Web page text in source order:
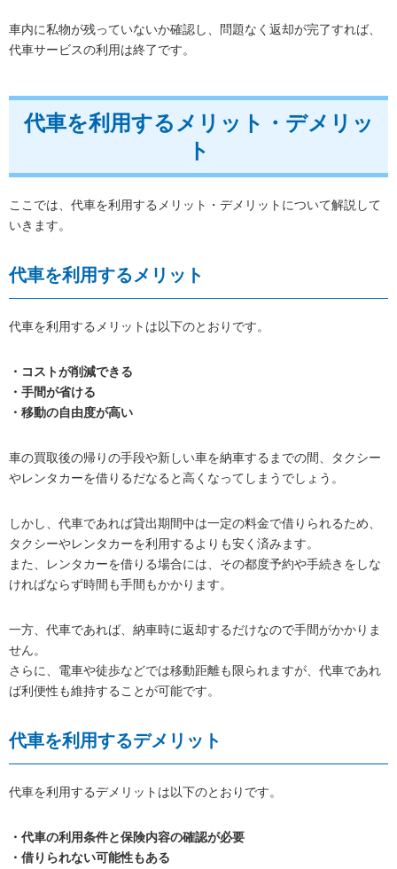
車内に私物が残っていないか確認し、問題なく返却が完了すれば、
代車サービスの利用は終了です。
代車を利用するメリット・デメリッ
ト
ここでは、代車を利用するメリット・デメリットについて解説して
いきます。
代車を利用するメリット
代車を利用するメリットは以下のとおりです。
・コストが削減できる
・手間が省ける
・移動の自由度が高い
車の買取後の帰りの手段や新しい車を納車するまでの間、タクシー
やレンタカーを借りるだなると高くなってしまうでしょう。
しかし、代車であれば貸出期間中は一定の料金で借りられるため、
タクシーやレンタカーを利用するよりも安く済みます。
また、レンタカーを借りる場合には、その都度予約や手続きをしな
ければならず時間も手間もかかります。
一方、代車であれば、納車時に返却するだけなので手間がかかりま
せん。
さらに、電車や徒歩などでは移動距離も限られますが、代車であれ
ば利便性も維持することが可能です。
代車を利用するデメリット
代車を利用するデメリットは以下のとおりです。
・代車の利用条件と保険内容の確認が必要
・借りられない可能性もある